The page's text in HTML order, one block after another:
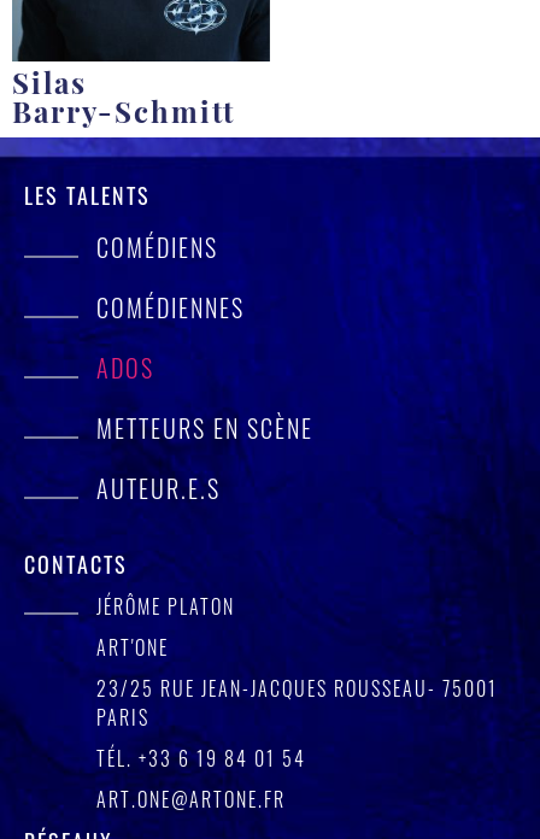
Silas
Barry-Schmitt
LES TALENTS
COMÉDIENS
COMÉDIENNES
ADOS
METTEURS EN SCÈNE
AUTEUR.E.S
CONTACTS
JÉRÔME PLATON
ART'ONE
23/25 RUE JEAN-JACQUES ROUSSEAU- 75001
PARIS
TÉL. +33 6 19 84 01 54
ART.ONE@ARTONE.FR